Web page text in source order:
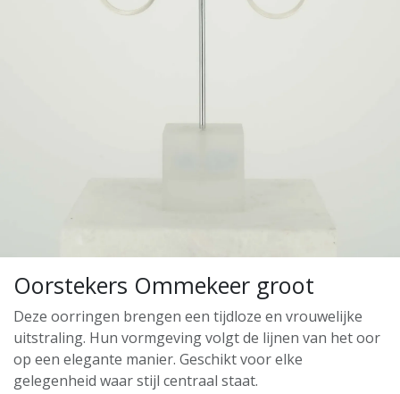
Oorstekers Ommekeer groot
Deze oorringen brengen een tijdloze en vrouwelijke
uitstraling. Hun vormgeving volgt de lijnen van het oor
op een elegante manier. Geschikt voor elke
gelegenheid waar stijl centraal staat.